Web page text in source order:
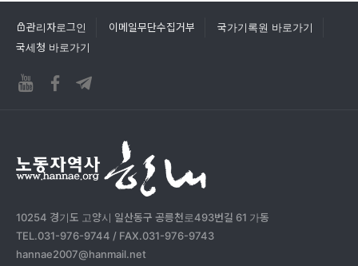
관리자로그인 이메일무단수집거부
국가기록원 바로가기
국세청 바로가기
10254 경기도 고양시 일산동구 공릉천로493번길 61 가동
TEL.031-976-9744 / FAX.031-976-9743
hannae2007@hanmail.net